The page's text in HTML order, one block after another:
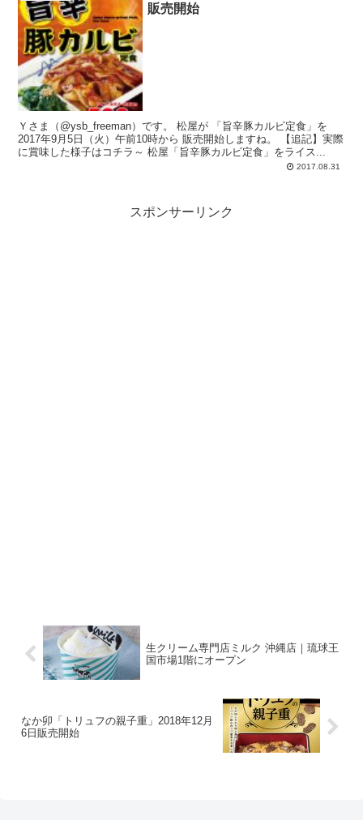
販売開始
Ｙさま（@ysb_freeman）です。 松屋が 「旨辛豚カルビ定食」を
2017年9月5日（火）午前10時から 販売開始しますね。 【追記】実際
に賞味した様子はコチラ～ 松屋「旨辛豚カルビ定食」をライス...
2017.08.31
スポンサーリンク
生クリーム専門店ミルク 沖縄店｜琉球王
国市場1階にオープン
なか卯「トリュフの親子重」2018年12月
6日販売開始